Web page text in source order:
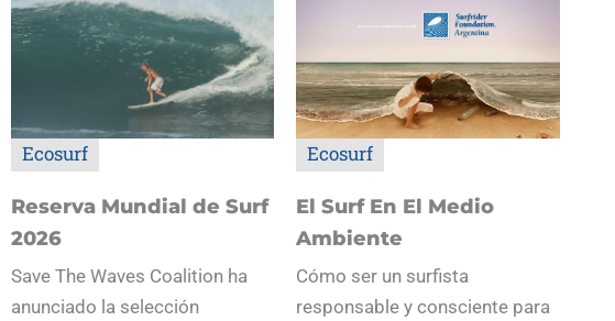
Ecosurf
Reserva Mundial de Surf
2026
Save The Waves Coalition ha
anunciado la selección
Ecosurf
El Surf En El Medio
Ambiente
Cómo ser un surfista
responsable y consciente para